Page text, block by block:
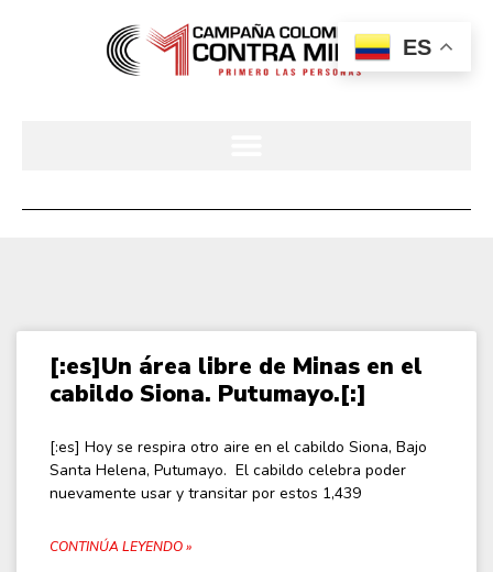
[:es]Un área libre de Minas en el
cabildo Siona. Putumayo.[:]
[:es] Hoy se respira otro aire en el cabildo Siona, Bajo
Santa Helena, Putumayo. El cabildo celebra poder
nuevamente usar y transitar por estos 1,439
CONTINÚA LEYENDO »
ES